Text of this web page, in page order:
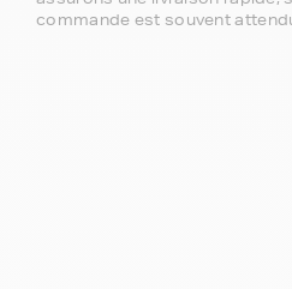
commande est souvent